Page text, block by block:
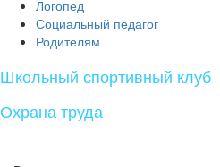
Логопед
Социальный педагог
Родителям
Школьный спортивный клуб
Охрана труда